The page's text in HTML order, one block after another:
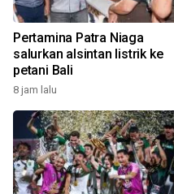
Pertamina Patra Niaga
salurkan alsintan listrik ke
petani Bali
8 jam lalu